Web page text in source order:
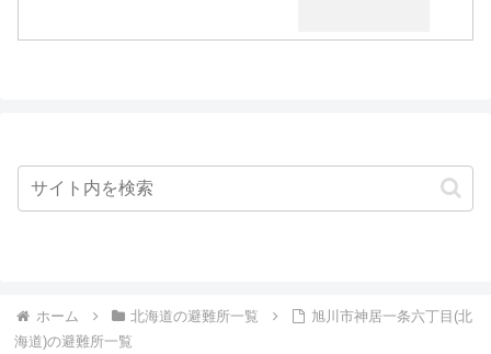
ホーム 北海道の避難所一覧
旭川市神居一条六丁目(北
海道)の避難所一覧